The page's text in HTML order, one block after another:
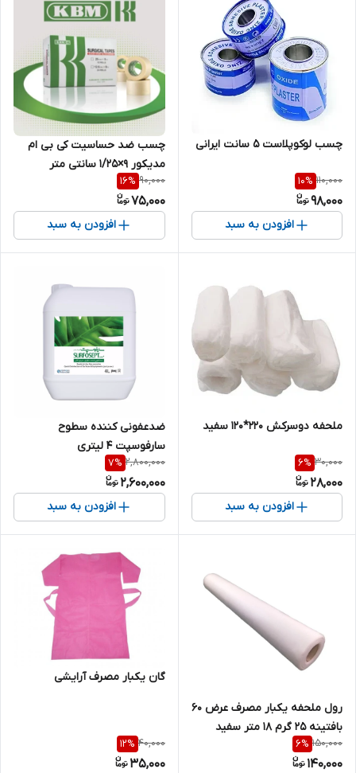
چسب لوکوپلاست 5 سانت ایرانی
110,000
10%
98,000
افزودن به سبد
چسب ضد حساسیت کی بی ام
مدیکور ۹×۱/۲۵ سانتی متر
90,000
16%
75,000
افزودن به سبد
ملحفه دوسرکش 220*120 سفید
30,000
6%
28,000
افزودن به سبد
ضدعفونی کننده سطوح
سارفوسپت 4 لیتری
2,800,000
7%
2,600,000
افزودن به سبد
رول ملحفه یکبار مصرف عرض 60
بافتینه 25 گرم 18 متر سفید
150,000
6%
140,000
گان یکبار مصرف آرایشی
40,000
12%
35,000